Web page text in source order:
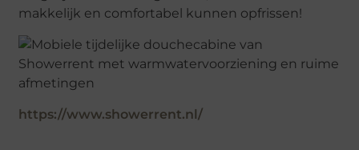
makkelijk en comfortabel kunnen opfrissen!
https://www.showerrent.nl/